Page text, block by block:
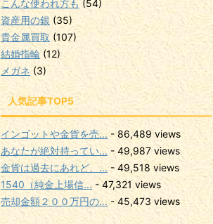
こんな使われ方も (54)
資産用の銀 (35)
貴金属買取 (107)
結婚指輪 (12)
メガネ (3)
人気記事TOP5
インゴットや金貨を売... - 86,489 views
あなたが絶対持ってい... - 49,987 views
金貨は過去にあれど、... - 49,518 views
1540（純金上場信... - 47,321 views
売却金額２００万円の... - 45,473 views